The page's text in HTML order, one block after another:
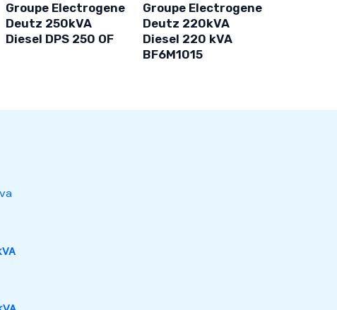
Groupe Electrogene
Deutz 250kVA
Diesel DPS 250 OF
Groupe Electrogene
Deutz 220kVA
Diesel 220 kVA
BF6M1015